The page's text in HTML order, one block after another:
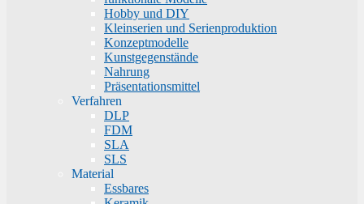
Hobby und DIY
Kleinserien und Serienproduktion
Konzeptmodelle
Kunstgegenstände
Nahrung
Präsentationsmittel
Verfahren
DLP
FDM
SLA
SLS
Material
Essbares